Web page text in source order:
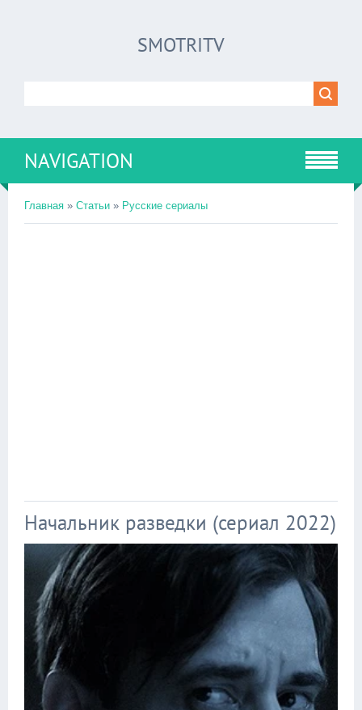
SMOTRITV
NAVIGATION
Главная » Статьи » Русские сериалы
Начальник разведки (сериал 2022)